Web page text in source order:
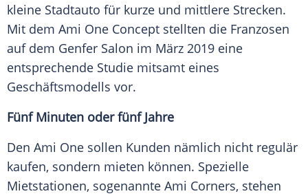
kleine Stadtauto für kurze und mittlere Strecken.
Mit dem Ami One Concept stellten die Franzosen
auf dem Genfer Salon im März 2019 eine
entsprechende Studie mitsamt eines
Geschäftsmodells vor.
Fünf Minuten oder fünf Jahre
Den Ami One sollen Kunden nämlich nicht regulär
kaufen, sondern mieten können. Spezielle
Mietstationen, sogenannte Ami Corners, stehen